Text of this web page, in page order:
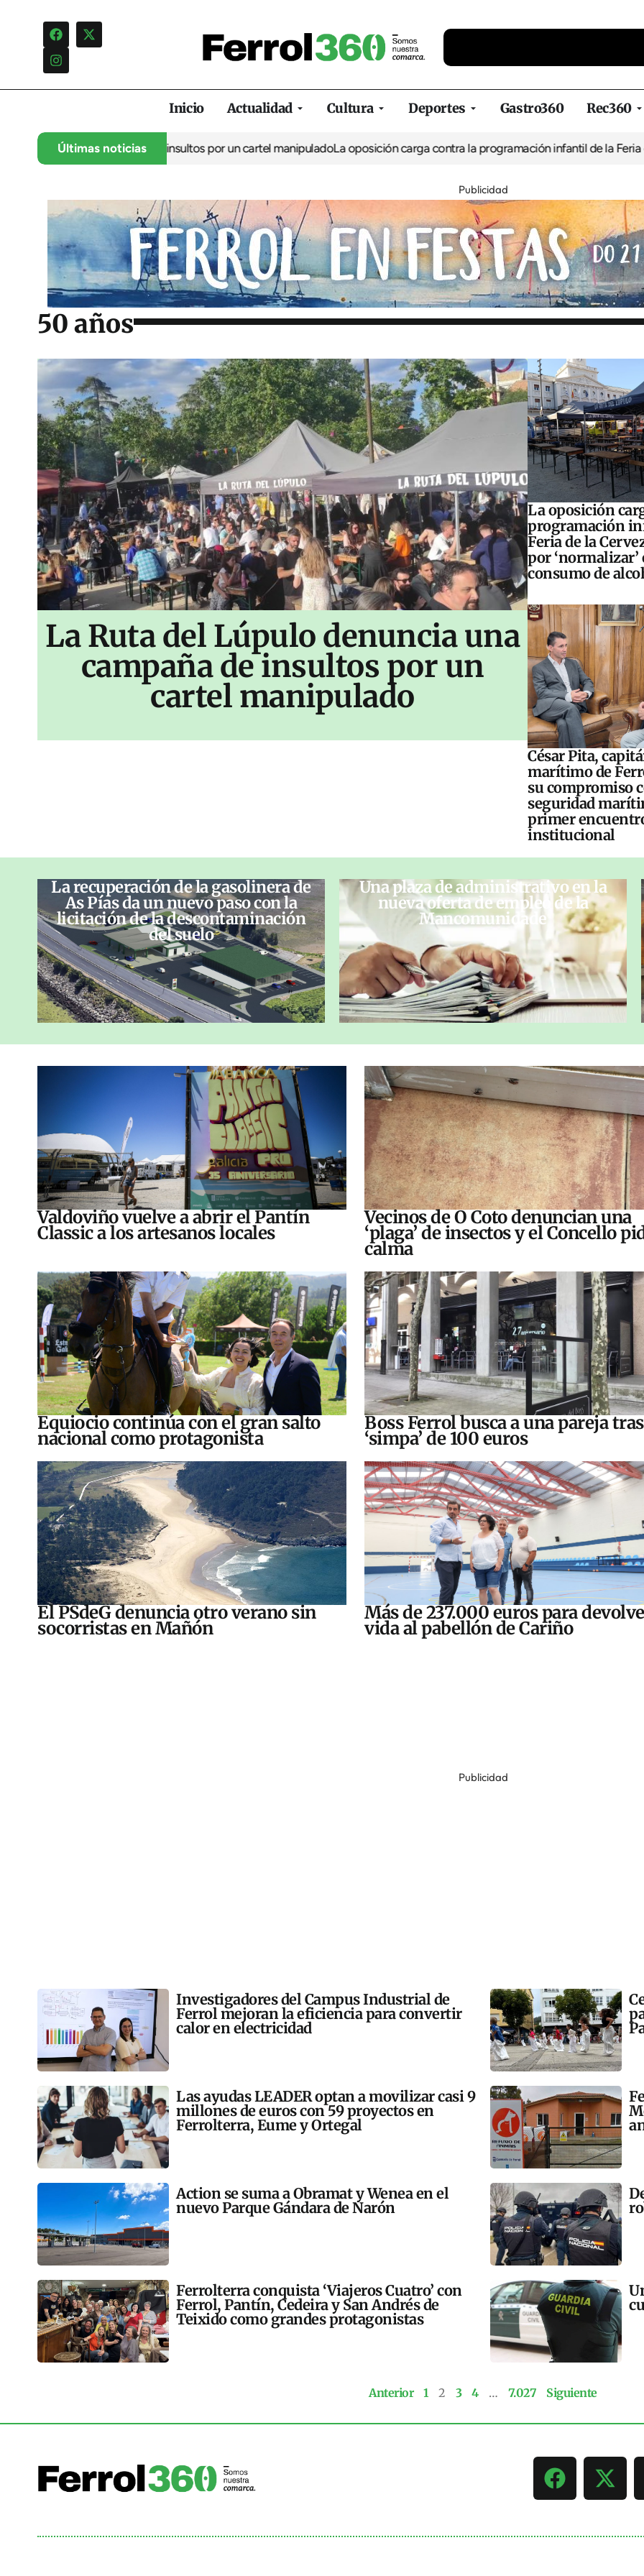
Inicio Actualidad Cultura Deportes Gastro360 Rec360
Últimas noticias
una campaña de insultos por un cartel manipulado La oposición carga contra la programación infantil de la Feria de la
Publicidad
50 años
La Ruta del Lúpulo denuncia una
campaña de insultos por un
cartel manipulado
La oposición
programación
Feria de la
por ‘normalizar’
consumo de
César Pita,
marítimo de
su compromiso
seguridad
primer
institucional
La recuperación de la gasolinera de
As Pías da un nuevo paso con la
licitación de la descontaminación
del suelo
Una plaza de administrativo en la
nueva oferta de empleo de la
Mancomunidade
Valdoviño vuelve a abrir el Pantín
Classic a los artesanos locales
Vecinos de O Coto denuncian una
‘plaga’ de insectos y el Concello
calma
Equiocio continúa con el gran salto
nacional como protagonista
Boss Ferrol busca a una pareja
‘simpa’ de 100 euros
El PSdeG denuncia otro verano sin
socorristas en Mañón
Más de 237.000 euros para
vida al pabellón de Cariño
Publicidad
Investigadores del Campus Industrial de
Ferrol mejoran la eficiencia para convertir
calor en electricidad
Las ayudas LEADER optan a movilizar casi 9
millones de euros con 59 proyectos en
Ferrolterra, Eume y Ortegal
Action se suma a Obramat y Wenea en el
nuevo Parque Gándara de Narón
Ferrolterra conquista ‘Viajeros Cuatro’ con
Ferrol, Pantín, Cedeira y San Andrés de
Teixido como grandes protagonistas
Anterior 1 2 3 4 … 7.027 Siguiente